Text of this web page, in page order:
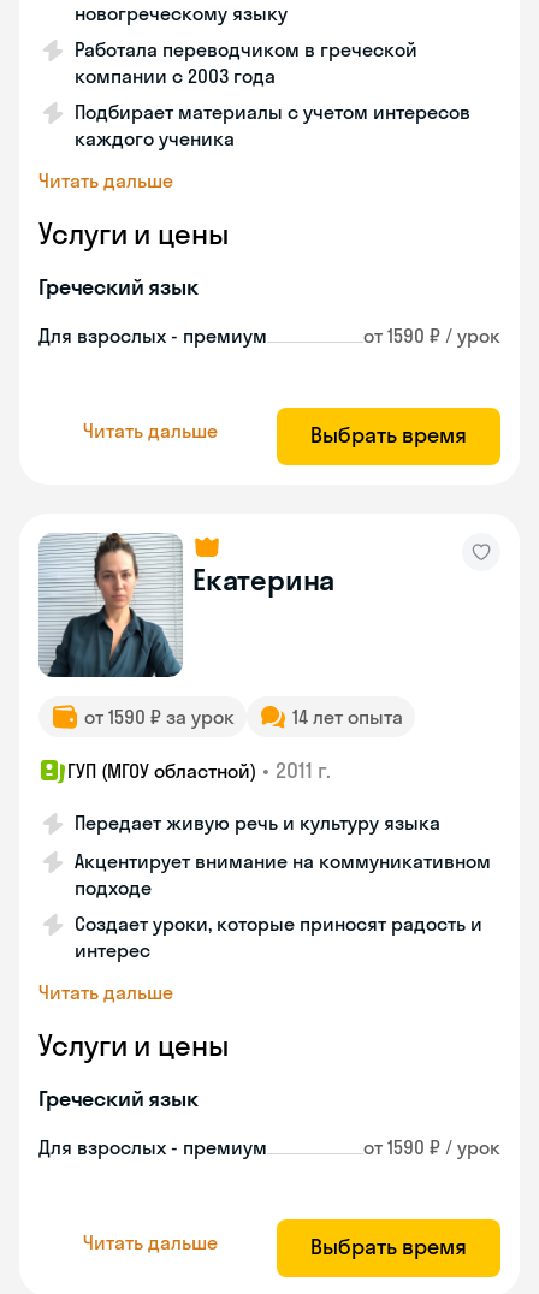
новогреческому языку
Работала переводчиком в греческой
компании с 2003 года
Подбирает материалы с учетом интересов
каждого ученика
Читать дальше
Услуги и цены
Греческий язык
Для взрослых - премиум от 1590 ₽ / урок
Читать дальше Выбрать время
Екатерина
от 1590 ₽ за урок 14 лет опыта
ГУП (МГОУ областной) • 2011 г.
Передает живую речь и культуру языка
Акцентирует внимание на коммуникативном
подходе
Создает уроки, которые приносят радость и
интерес
Читать дальше
Услуги и цены
Греческий язык
Для взрослых - премиум от 1590 ₽ / урок
Читать дальше Выбрать время